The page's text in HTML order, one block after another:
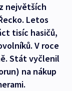
největších
Letos
tisíc hasičů,
V roce
Stát vyčlenil
na nákup